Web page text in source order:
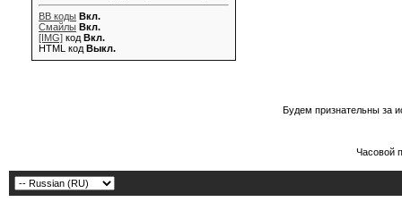
BB коды Вкл.
Смайлы Вкл.
[IMG] код Вкл.
HTML код Выкл.
Будем признательны за
Часовой